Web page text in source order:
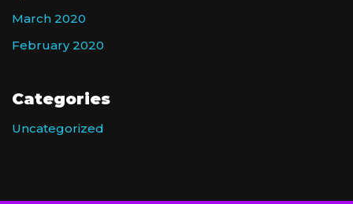
March 2020
February 2020
Categories
Uncategorized